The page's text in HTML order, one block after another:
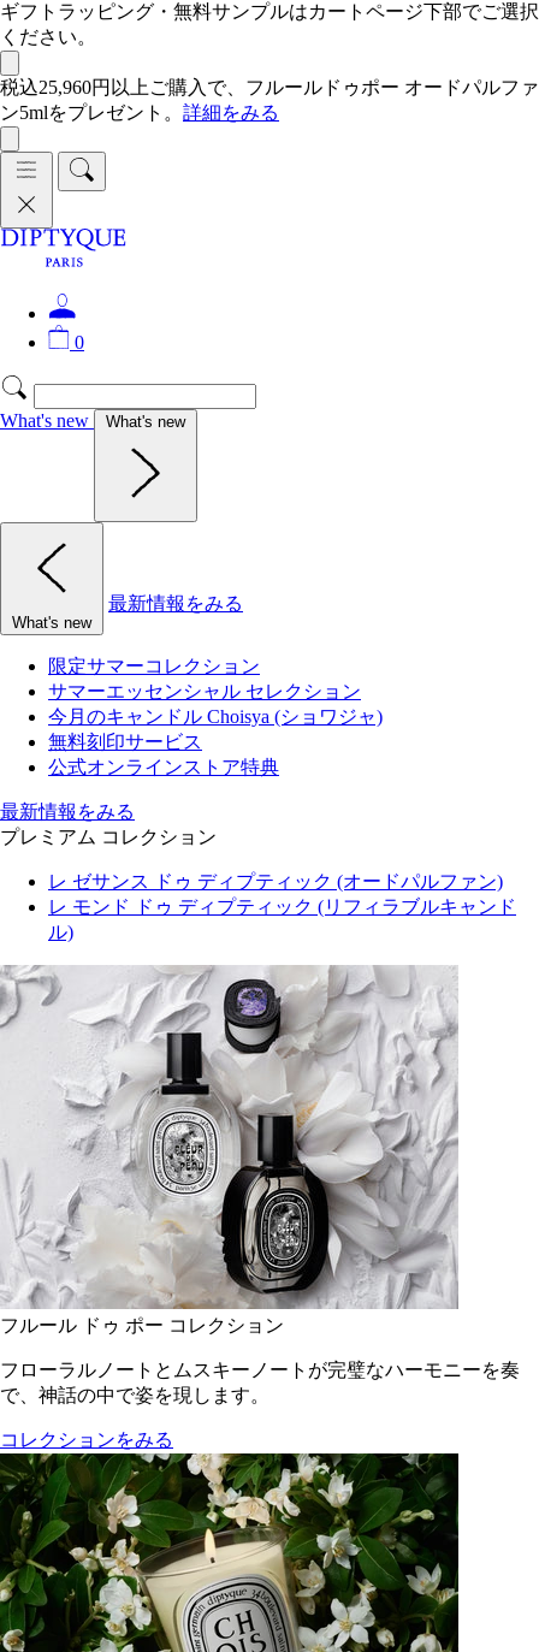
ギフトラッピング・無料サンプルはカートページ下部でご選択
ください。
税込25,960円以上ご購入で、フルールドゥポー オードパルファ
ン5mlをプレゼント。 詳細をみる
0
What's new What's new
What's new
最新情報をみる
限定サマーコレクション
サマーエッセンシャル セレクション
今月のキャンドル Choisya (ショワジャ)
無料刻印サービス
公式オンラインストア特典
最新情報をみる
プレミアム コレクション
レ ゼサンス ドゥ ディプティック (オードパルファン)
レ モンド ドゥ ディプティック (リフィラブルキャンド
ル)
フルール ドゥ ポー コレクション
フローラルノートとムスキーノートが完璧なハーモニーを奏
で、神話の中で姿を現します。
コレクションをみる